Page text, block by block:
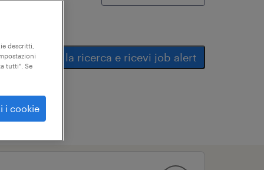
salva la ricerca e ricevi job alert
descritti,
tutti". Se
i cookie